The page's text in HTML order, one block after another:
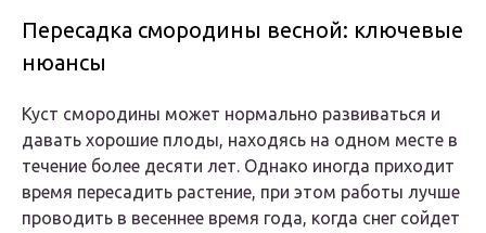
Пересадка смородины весной: ключевые
нюансы
Куст смородины может нормально развиваться и
давать хорошие плоды, находясь на одном месте в
течение более десяти лет. Однако иногда приходит
время пересадить растение, при этом работы лучше
проводить в весеннее время года, когда снег сойдет